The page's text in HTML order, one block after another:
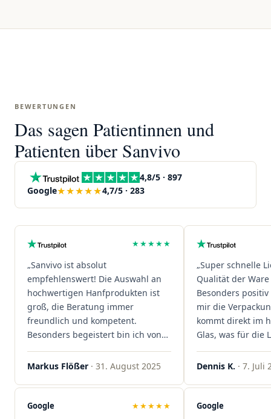
BEWERTUNGEN
Das sagen Patientinnen und
Patienten über Sanvivo
4,8/5 · 897
Google★★★★★4,7/5 · 283
★★★★★
„Sanvivo ist absolut
empfehlenswert! Die Auswahl an
hochwertigen Hanfprodukten ist
groß, die Beratung immer
freundlich und kompetent.
Besonders begeistert bin ich von
der schnellen Rezeptannahme –
alles läuft unkompliziert und
sind extrem zügig, was mir jedes
Mal viel Zeit spart. Man merkt,
Markus Flößer · 31. August 2025
„Super schnelle
Qualität der
Besonders
mir die
kommt direkt im
Glas, was für die
ist. Ich bestelle
wieder!"
Dennis K. · 7. Juli
Google ★★★★★ Google